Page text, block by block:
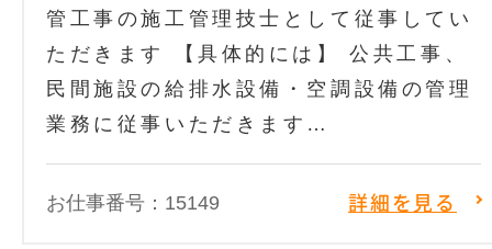
管工事の施工管理技士として従事してい
ただきます 【具体的には】 公共工事、
民間施設の給排水設備・空調設備の管理
業務に従事いただきます…
お仕事番号：15149 詳細を見る